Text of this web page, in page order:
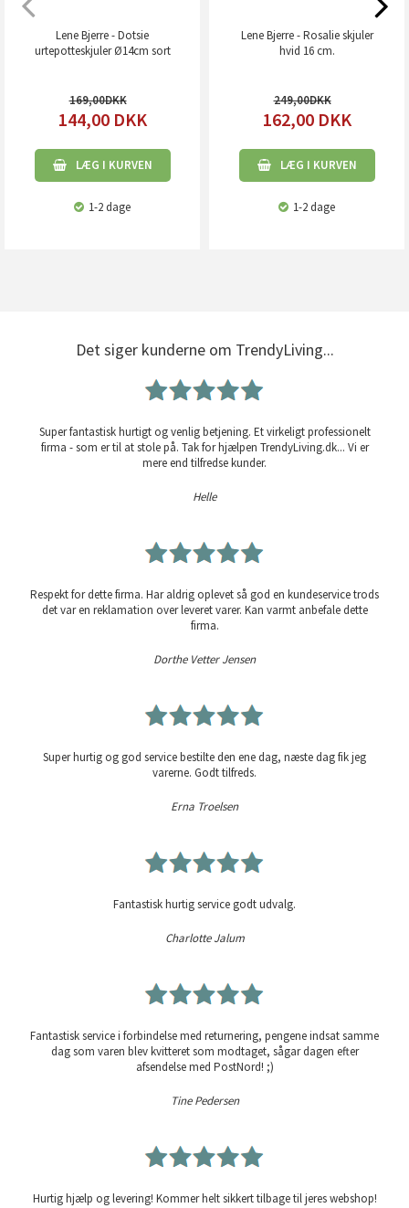
Lene Bjerre - Dotsie
urtepotteskjuler Ø14cm sort
169,00
144,00 DKK
LÆG I KURVEN
1-2 dage
Lene Bjerre - Rosalie skjuler
hvid 16 cm.
249,00
162,00 DKK
LÆG I KURVEN
1-2 dage
Det siger kunderne om TrendyLiving...
Super fantastisk hurtigt og venlig betjening. Et virkeligt professionelt
firma - som er til at stole på. Tak for hjælpen TrendyLiving.dk... Vi er
mere end tilfredse kunder.
Helle
Respekt for dette firma. Har aldrig oplevet så god en kundeservice trods
det var en reklamation over leveret varer. Kan varmt anbefale dette
firma.
Dorthe Vetter Jensen
Super hurtig og god service bestilte den ene dag, næste dag fik jeg
varerne. Godt tilfreds.
Erna Troelsen
Fantastisk hurtig service godt udvalg.
Charlotte Jalum
Fantastisk service i forbindelse med returnering, pengene indsat samme
dag som varen blev kvitteret som modtaget, sågar dagen efter
afsendelse med PostNord! ;)
Tine Pedersen
Hurtig hjælp og levering! Kommer helt sikkert tilbage til jeres webshop!